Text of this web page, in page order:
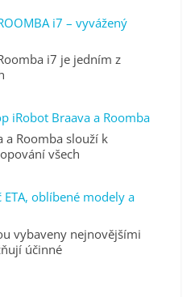
i7 – vyvážený
i7 je jedním z
iRobot Braava a Roomba
a Roomba slouží k
všech
oblíbené modely a
vybaveny nejnovějšími
účinné